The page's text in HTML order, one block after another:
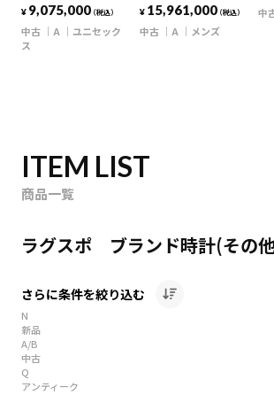
¥ 9,075,000（税込）
中古 A
ユニセック
ス
¥ 15,961,000（税込）
中古 A メンズ
中
ITEM LIST
商品一覧
ラグスポ ブランド時計(その
さらに条件を絞り込む
N
新品
A/B
中古
Q
アンティーク